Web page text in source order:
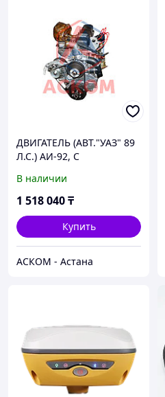
ДВИГАТЕЛЬ (АВТ."УАЗ" 89
Л.С.) АИ-92, С
СЦЕПЛЕНИЕМ (ГРУЗ.РЯД)
(ОРИГИНАЛ)
В наличии
1 518 040₸
Купить
АСКОМ - Астана